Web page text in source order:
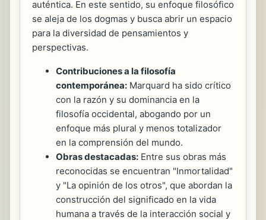
auténtica. En este sentido, su enfoque filosófico
se aleja de los dogmas y busca abrir un espacio
para la diversidad de pensamientos y
perspectivas.
Contribuciones a la filosofía
contemporánea: Marquard ha sido crítico
con la razón y su dominancia en la
filosofía occidental, abogando por un
enfoque más plural y menos totalizador
en la comprensión del mundo.
Obras destacadas: Entre sus obras más
reconocidas se encuentran "Inmortalidad"
y "La opinión de los otros", que abordan la
construcción del significado en la vida
humana a través de la interacción social y